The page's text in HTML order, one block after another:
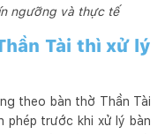
ngưỡng và thực tế
Tài thì xử lý
theo bàn thờ Thần Tài
phép trước khi xử lý bàn